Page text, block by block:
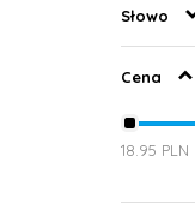
Słowo
Cena
18.95 PLN